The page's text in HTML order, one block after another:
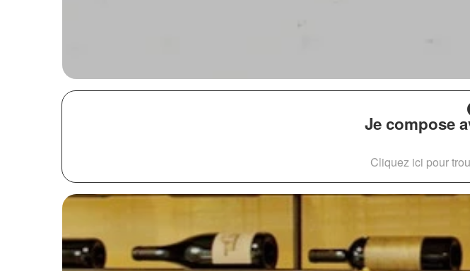
Je compose
Cliquez ici pour